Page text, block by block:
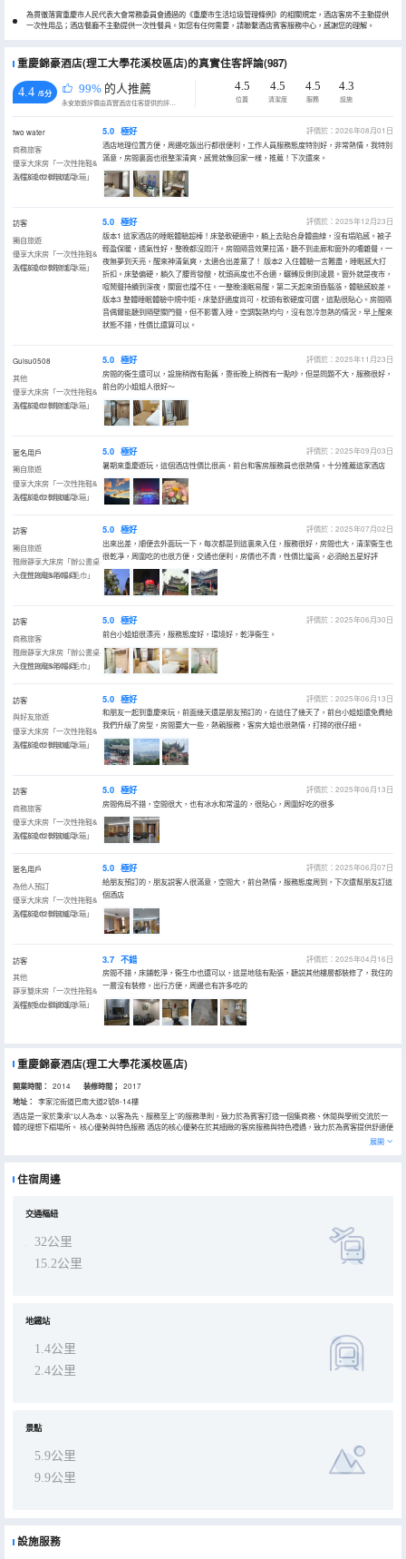
為貫徹落實重慶市人民代表大會常務委員會通過的《重慶市生活垃圾管理條例》的相關規定，酒店客房不主動提供
一次性用品；酒店餐廳不主動提供一次性餐具。如您有任何需要，請聯繫酒店賓客服務中心，感謝您的理解。
重慶錦豪酒店(理工大學花溪校區店)的真實住客評論(987)
4.4 /5分 99% 的人推薦
永安旅遊評價由真實酒店住客提供的評價。
4.5
位置
4.5
清潔度
4.5
服務
4.3
設施
two water
商務旅客
優享大床房「一次性拖鞋&
浴帽&毛巾·微波爐·冰箱」
入住於2026年07月
5.0 極好
評價於：2026年08月01日
酒店地理位置方便，周邊吃飯出行都很便利，工作人員服務態度特別好，非常熱情，我特別
滿意，房間裏面也很整潔清爽，感覺就像回家一樣，推薦！下次還來。
訪客
獨自旅遊
優享大床房「一次性拖鞋&
浴帽&毛巾·微波爐·冰箱」
入住於2025年11月
5.0 極好
評價於：2025年12月23日
版本1 這家酒店的睡眠體驗超棒！床墊軟硬適中，躺上去貼合身體曲線，沒有塌陷感。被子
輕盈保暖，透氣性好，整晚都沒悶汗。房間隔音效果拉滿，聽不到走廊和窗外的嘈雜聲，一
夜無夢到天亮，醒來神清氣爽，太適合出差黨了！ 版本2 入住體驗一言難盡，睡眠感大打
折扣。床墊偏硬，躺久了腰背發酸，枕頭高度也不合適，輾轉反側到凌晨。窗外就是夜市，
喧鬧聲持續到深夜，關窗也擋不住。一整晚淺眠易醒，第二天起來頭昏腦漲，體驗感較差。
版本3 整體睡眠體驗中規中矩。床墊舒適度尚可，枕頭有軟硬度可選，這點很貼心。房間隔
音偶爾能聽到隔壁關門聲，但不影響入睡。空調製熱均勻，沒有忽冷忽熱的情況，早上醒來
狀態不錯，性價比還算可以。
Guisu0508
其他
優享大床房「一次性拖鞋&
浴帽&毛巾·微波爐·冰箱」
入住於2025年11月
5.0 極好
評價於：2025年11月23日
房間的衞生還可以，設施稍微有點舊，靠街晚上稍微有一點吵，但是問題不大，服務很好，
前台的小姐姐人很好～
匿名用戶
獨自旅遊
優享大床房「一次性拖鞋&
浴帽&毛巾·微波爐·冰箱」
入住於2025年08月
5.0 極好
評價於：2025年09月03日
暑期來重慶遊玩，這個酒店性價比很高，前台和客房服務員也很熱情，十分推薦這家酒店
訪客
獨自旅遊
雅緻靜享大床房「辦公書桌·
一次性拖鞋&浴帽&毛巾」
入住於2025年06月
5.0 極好
評價於：2025年07月02日
出來出差，順便去外面玩一下，每次都是到這裏來入住，服務很好，房間也大，清潔衞生也
很乾凈，周圍吃的也很方便，交通也便利，房價也不貴，性價比蠻高，必須給五星好評
訪客
商務旅客
雅緻靜享大床房「辦公書桌·
一次性拖鞋&浴帽&毛巾」
入住於2025年06月
5.0 極好
評價於：2025年06月30日
前台小姐姐很漂亮，服務態度好，環境好，乾淨衞生。
訪客
與好友旅遊
優享大床房「一次性拖鞋&
浴帽&毛巾·微波爐·冰箱」
入住於2025年06月
5.0 極好
評價於：2025年06月13日
和朋友一起到重慶來玩，前面幾天還是朋友預訂的，在這住了幾天了，前台小姐姐還免費給
我們升級了房型，房間要大一些，熱親服務，客房大姐也很熱情，打掃的很仔細。
訪客
商務旅客
優享大床房「一次性拖鞋&
浴帽&毛巾·微波爐·冰箱」
入住於2025年06月
5.0 極好
評價於：2025年06月13日
房間佈局不錯，空間很大，也有冰水和常温的，很貼心，周圍好吃的很多
匿名用戶
為他人預訂
優享大床房「一次性拖鞋&
浴帽&毛巾·微波爐·冰箱」
入住於2025年06月
5.0 極好
評價於：2025年06月07日
給朋友預訂的，朋友説客人很滿意，空間大，前台熱情，服務態度周到，下次還幫朋友訂這
個酒店
訪客
其他
靜享雙床房「一次性拖鞋&
浴帽&毛巾·微波爐·冰箱」
入住於2025年03月
3.7 不錯
評價於：2025年04月16日
房間不錯，床鋪乾淨，衞生巾也還可以，這是地毯有點張，聽説其他樓層都裝修了，我住的
一層沒有裝修，出行方便，周邊也有許多吃的
重慶錦豪酒店(理工大學花溪校區店)
開業時間： 2014 装修時間； 2017
地址：
李家沱街道巴南大道2號8-14樓
酒店是一家於秉承“以人為本、以客為先、服務至上”的服務準則，致力於為賓客打造一個集商務、休閒與學術交流於一
體的理想下榻場所。 核心優勢與特色服務 酒店的核心優勢在於其細緻的客房服務與特色禮遇，致力於為賓客提供舒適便
捷的體驗。 · 貼心客房設施：客房配備獨立衞浴、空調、電熱水壺等。提供免費有線及無線網絡。 · 行政禮遇（部分房
型）：軟飲、當日免費洗衣、公用冰箱及微波爐，以及延時退房等多項專屬權益。 · 全面酒店服務：酒店提供24小時商
規入住時間為14:00後，離店時間為12:00前。 · 寵物規定：不可攜帶寵物入住。 理想下榻之選 憑藉其獨特優勢，本酒
圍，都適合注重住宿品質的旅行者。 總的來說，酒店以其優越的位置、現代的設施和用心的服務，為賓客提供了一個舒
展開
住宿周邊
交通樞紐
32公里
15.2公里
地鐵站
1.4公里
2.4公里
景點
5.9公里
9.9公里
設施服務